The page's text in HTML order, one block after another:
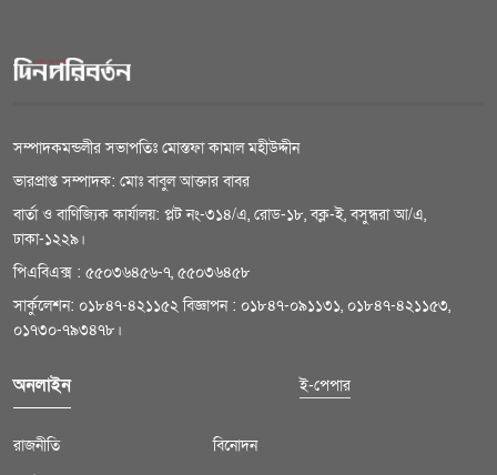
সম্পাদকমন্ডলীর সভাপতিঃ মোস্তফা কামাল মহীউদ্দীন
ভারপ্রাপ্ত সম্পাদক: মোঃ বাবুল আক্তার বাবর
বার্তা ও বাণিজ্যিক কার্যালয়: প্লট নং-৩১৪/এ, রোড-১৮, বক্ল-ই, বসুন্ধরা আ/এ,
ঢাকা-১২২৯।
পিএবিএক্স : ৫৫০৩৬৪৫৬-৭, ৫৫০৩৬৪৫৮
সার্কুলেশন: ০১৮৪৭-৪২১১৫২ বিজ্ঞাপন : ০১৮৪৭-০৯১১৩১, ০১৮৪৭-৪২১১৫৩,
০১৭৩০-৭৯৩৪৭৮।
অনলাইন ই-পেপার
রাজনীতি
বিনোদন